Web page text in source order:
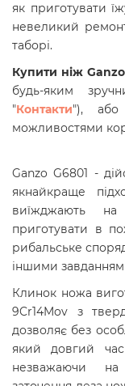
як приготувати
невеликий
таборі.
Купити ніж Ganzo
будь-яким
"Контакти"), або
можливостями
Ganzo G6801 -
якнайкраще
виїжджають
приготувати в
рибальське
іншими
Клинок ножа
9Cr14Mov з
дозволяє без
який довгий
незважаючи на